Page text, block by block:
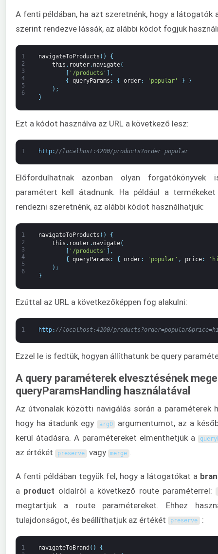
A fenti példában, ha azt szeretnénk, hogy a látogatók
szerint rendezve lássák, az alábbi kódot fogjuk
1
2
3
4
5
6
navigateToProducts ( )
{
this . router. navigate(
[ '/products' ] ,
{
queryParams : { order: 'popular' }
}
) ;
}
Ezt a kódot használva az URL a következő lesz:
1 http: //localhost:4200/products?order=popular
Előfordulhatnak azonban olyan forgatókönyvek
paramétert kell átadnunk. Ha például a
rendezni szeretnénk, az alábbi kódot használhatjuk:
1
2
3
4
5
6
navigateToProducts ( )
{
this . router. navigate(
'/products'
,
{
queryParams : { order: 'popular' , price:
) ;
}
Ezúttal az URL a következőképpen fog alakulni:
1 http: //localhost:4200/
Ezzel le is fedtük, hogyan állíthatunk be query
A query paraméterek elvesztésének
queryParamsHandling használatával
Az útvonalak közötti navigálás során a paraméterek
hogy ha átadunk egy
arg0
argumentumot, az a
kerül átadásra. A paramétereket elmenthetjük a
az értékét preserve vagy merge .
A fenti példában tegyük fel, hogy a látogatókat a
a product oldalról a következő route paraméterrel:
megtartjuk a route paramétereket. Ehhez
tulajdonságot, és beállíthatjuk az értékét
preserve :
1
navigateToBrand ( )
{